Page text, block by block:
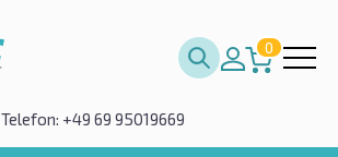
0
Telefon: +49 69 95019669